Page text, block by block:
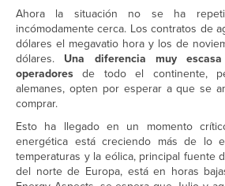
Ahora la situación no se ha
incómodamente cerca. Los contratos de
dólares el megavatio hora y los de
dólares. Una diferencia muy
operadores de todo el continente,
alemanes, opten por esperar a que se
comprar.
Esto ha llegado en un momento
energética está creciendo más de lo
temperaturas y la eólica, principal fuente
del norte de Europa, está en horas